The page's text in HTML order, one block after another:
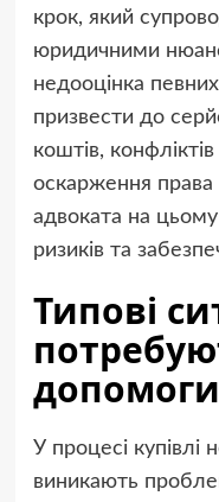
крок, який
юридичними
недооцінка
призвести до
коштів,
оскарження права
адвоката на
ризиків та
Типові
допомоги
У процесі купівлі
виникають